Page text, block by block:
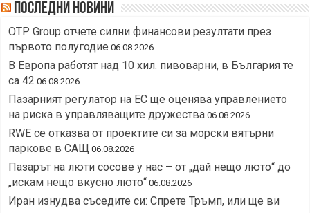
Последни новини
OTP Group отчете силни финансови резултати през
първото полугодие 06.08.2026
В Европа работят над 10 хил. пивоварни, в България те
са 42 06.08.2026
Пазарният регулатор на ЕС ще оценява управлението
на риска в управляващите дружества 06.08.2026
RWE се отказва от проектите си за морски вятърни
паркове в САЩ 06.08.2026
Пазарът на люти сосове у нас – от „дай нещо люто“ до
„искам нещо вкусно люто“ 06.08.2026
Иран изнудва съседите си: Спрете Тръмп, или ще ви